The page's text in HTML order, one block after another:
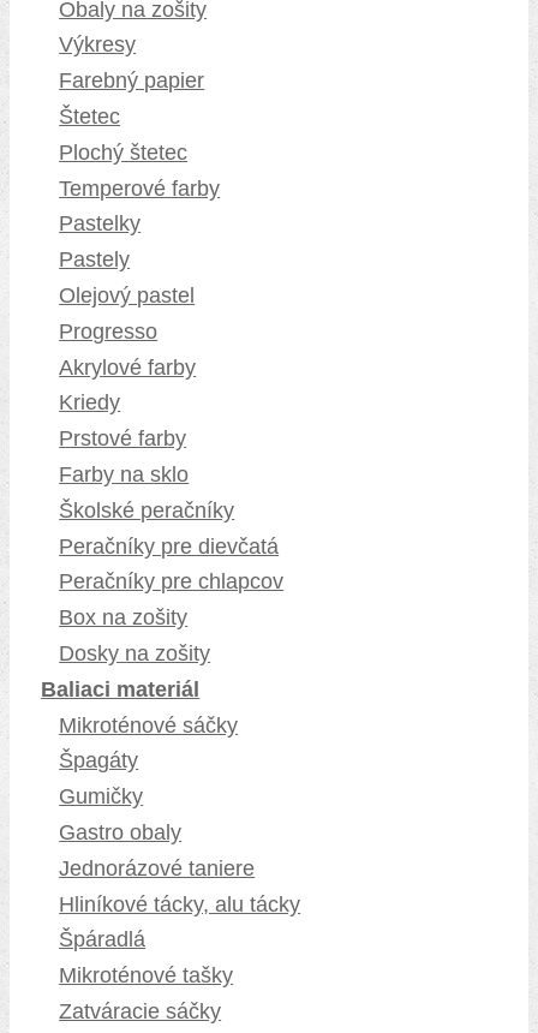
Obaly na zošity
Výkresy
Farebný papier
Štetec
Plochý štetec
Temperové farby
Pastelky
Pastely
Olejový pastel
Progresso
Akrylové farby
Kriedy
Prstové farby
Farby na sklo
Školské peračníky
Peračníky pre dievčatá
Peračníky pre chlapcov
Box na zošity
Dosky na zošity
Baliaci materiál
Mikroténové sáčky
Špagáty
Gumičky
Gastro obaly
Jednorázové taniere
Hliníkové tácky, alu tácky
Špáradlá
Mikroténové tašky
Zatváracie sáčky